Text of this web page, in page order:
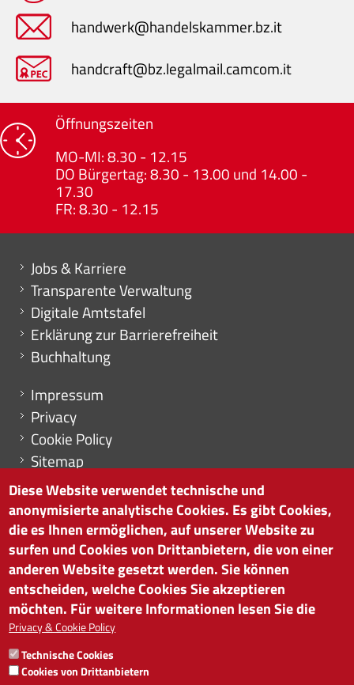
handwerk@handelskammer.bz.it
handcraft@bz.legalmail.camcom.it
Öffnungszeiten
MO-MI: 8.30 - 12.15
DO Bürgertag: 8.30 - 13.00 und 14.00 -
17.30
FR: 8.30 - 12.15
Mini menu di servizio
Jobs & Karriere
Transparente Verwaltung
Digitale Amtstafel
Erklärung zur Barrierefreiheit
Buchhaltung
Menu footer
Impressum
Privacy
Cookie Policy
Sitemap
Cookie-Einstellungen
HANDELSKAMMER BOZEN
Südtiroler Straße 60 | I-39100 Bozen
Tel. 0471 945 511 |info@handelskammer.bz.it
MwSt.-Nr.: 00376420212
INSTITUT FÜR WIRTSCHAFTSFÖRDERUNG
MwSt.-Nr.: 01716880214
Diese Website verwendet technische und
anonymisierte analytische Cookies. Es gibt Cookies,
die es Ihnen ermöglichen, auf unserer Website zu
surfen und Cookies von Drittanbietern, die von einer
anderen Website gesetzt werden. Sie können
entscheiden, welche Cookies Sie akzeptieren
möchten. Für weitere Informationen lesen Sie die
Privacy & Cookie Policy
Technische Cookies
Cookies von Drittanbietern